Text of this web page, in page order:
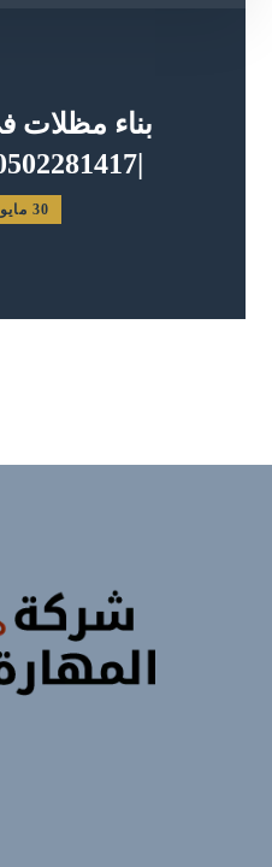
بناء مظلات
30 مايو، 2024